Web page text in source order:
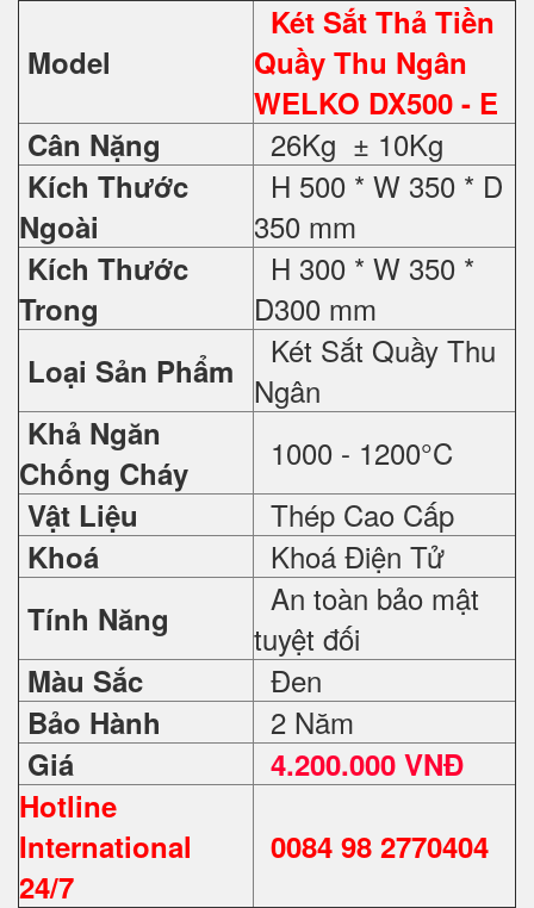
Model
Két Sắt Thả Tiền
Quầy Thu Ngân
WELKO DX500 - E
Cân Nặng
26Kg ± 10Kg
Kích Thước
Ngoài
H 500 * W 350 * D
350 mm
Kích Thước
Trong
H 300 * W 350 *
D300 mm
Loại Sản Phẩm
Két Sắt Quầy Thu
Ngân
Khả Ngăn
Chống Cháy
1000 - 1200°C
Vật Liệu Thép Cao Cấp
Khoá Khoá Điện Tử
Tính Năng
An toàn bảo mật
tuyệt đối
Màu Sắc Đen
Bảo Hành 2 Năm
Giá
4.200.000 VNĐ
Hotline
International
24/7
0084 98 2770404